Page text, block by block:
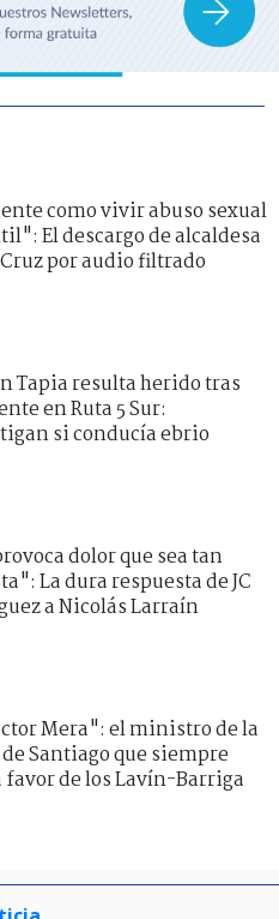
como vivir abuso sexual
El descargo de alcaldesa
por audio filtrado
Tapia resulta herido tras
en Ruta 5 Sur:
si conducía ebrio
dolor que sea tan
La dura respuesta de JC
a Nicolás Larraín
Mera": el ministro de la
Santiago que siempre
favor de los Lavín-Barriga